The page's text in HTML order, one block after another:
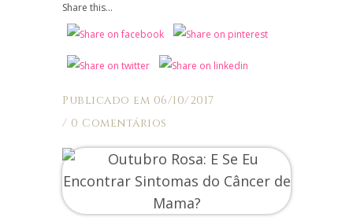
Share this...
Publicado em 06/10/2017
/ 0 Comentários